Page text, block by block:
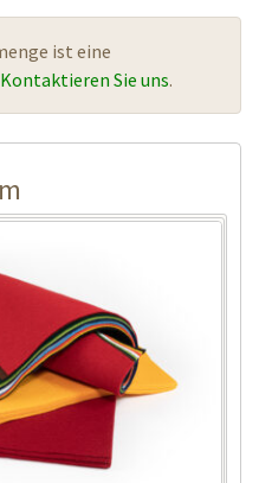
ist eine
Kontaktieren Sie uns.